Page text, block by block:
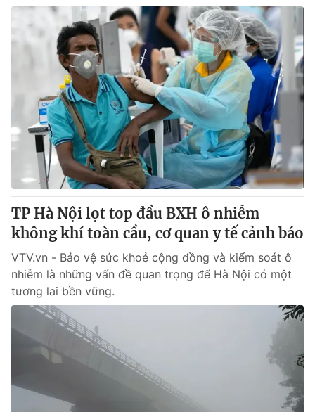
Video Shorts video
VTV Money VTV Thể thao
VTV Sức khoẻ Bất động sản
Thị trường 24h Tấm lòng Việt
VTV4 Vươn mình bằng AI
VTV9 VTV8
Liên hệ tòa soạn English
THỜI BÁO VTV
Theo dõi báo trên
TP Hà Nội lọt top đầu BXH ô nhiễm
không khí toàn cầu, cơ quan y tế cảnh báo
VTV.vn - Bảo vệ sức khoẻ cộng đồng và kiểm soát ô
nhiễm là những vấn đề quan trọng để Hà Nội có một
tương lai bền vững.